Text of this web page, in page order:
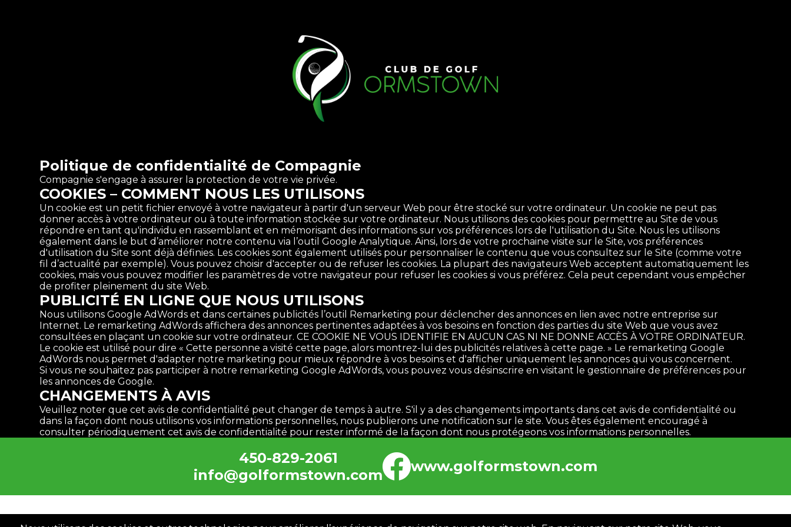
Politique de confidentialité de Compagnie
Compagnie s'engage à assurer la protection de votre vie privée.
COOKIES – COMMENT NOUS LES UTILISONS
Un cookie est un petit fichier envoyé à votre navigateur à partir d'un serveur Web pour être stocké sur votre ordinateur. Un cookie ne peut pas
donner accès à votre ordinateur ou à toute information stockée sur votre ordinateur. Nous utilisons des cookies pour permettre au Site de vous
répondre en tant qu'individu en rassemblant et en mémorisant des informations sur vos préférences lors de l'utilisation du Site. Nous les utilisons
également dans le but d’améliorer notre contenu via l’outil Google Analytique. Ainsi, lors de votre prochaine visite sur le Site, vos préférences
d'utilisation du Site sont déjà définies. Les cookies sont également utilisés pour personnaliser le contenu que vous consultez sur le Site (comme votre
fil d’actualité par exemple). Vous pouvez choisir d'accepter ou de refuser les cookies. La plupart des navigateurs Web acceptent automatiquement les
cookies, mais vous pouvez modifier les paramètres de votre navigateur pour refuser les cookies si vous préférez. Cela peut cependant vous empêcher
de profiter pleinement du site Web.
PUBLICITÉ EN LIGNE QUE NOUS UTILISONS
Nous utilisons Google AdWords et dans certaines publicités l’outil Remarketing pour déclencher des annonces en lien avec notre entreprise sur
Internet. Le remarketing AdWords affichera des annonces pertinentes adaptées à vos besoins en fonction des parties du site Web que vous avez
consultées en plaçant un cookie sur votre ordinateur. CE COOKIE NE VOUS IDENTIFIE EN AUCUN CAS NI NE DONNE ACCÈS À VOTRE ORDINATEUR.
Le cookie est utilisé pour dire « Cette personne a visité cette page, alors montrez-lui des publicités relatives à cette page. » Le remarketing Google
AdWords nous permet d'adapter notre marketing pour mieux répondre à vos besoins et d'afficher uniquement les annonces qui vous concernent.
Si vous ne souhaitez pas participer à notre remarketing Google AdWords, vous pouvez vous désinscrire en visitant le gestionnaire de préférences pour
les annonces de Google.
CHANGEMENTS À AVIS
Veuillez noter que cet avis de confidentialité peut changer de temps à autre. S'il y a des changements importants dans cet avis de confidentialité ou
dans la façon dont nous utilisons vos informations personnelles, nous publierons une notification sur le site. Vous êtes également encouragé à
consulter périodiquement cet avis de confidentialité pour rester informé de la façon dont nous protégeons vos informations personnelles.
450-829-2061
info@golformstown.com
www.golformstown.com